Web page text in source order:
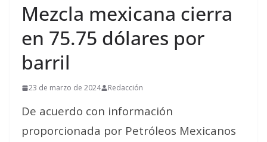
Mezcla mexicana cierra
en 75.75 dólares por
barril
23 de marzo de 2024 Redacción
De acuerdo con información
proporcionada por Petróleos Mexicanos